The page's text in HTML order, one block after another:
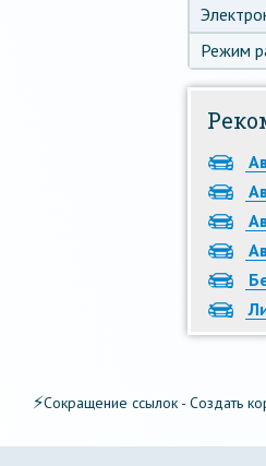
Режим
⚡Сокращение ссылок - Создать